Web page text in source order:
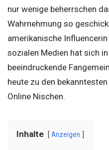
nur wenige beherrschen
Wahrnehmung so
amerikanische
sozialen Medien hat sich
beeindruckende
heute zu den
Online Nischen.
Inhalte Anzeigen